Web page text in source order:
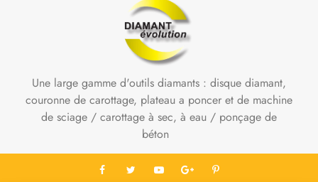
Une large gamme d'outils diamants : disque diamant,
couronne de carottage, plateau a poncer et de machine
de sciage / carottage à sec, à eau / ponçage de
béton